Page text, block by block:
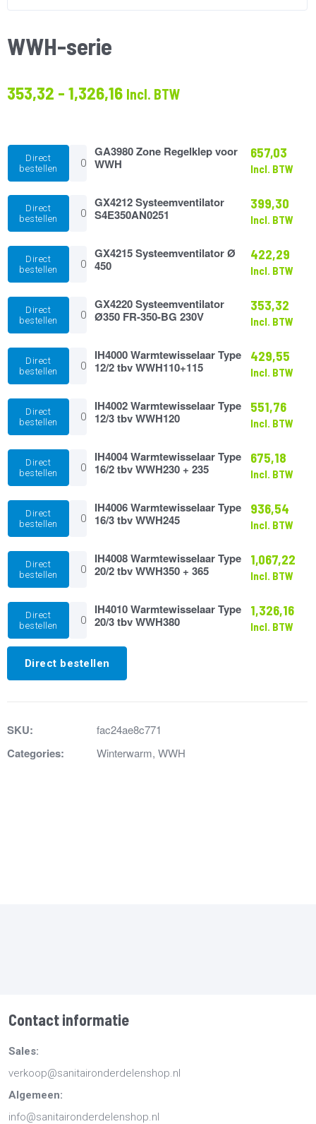
WWH-serie
353,32 - 1,326,16Prijsklasse:
€1,326.16
Incl. BTW
Direct
bestellen
GA3980
Zone
Regelklep
WWH
aantal
GA3980 Zone Regelklep voor
WWH
657,03
Incl. BTW
Direct
bestellen
GX4212
Systeemventilator
S4E350AN0251
GX4212 Systeemventilator
S4E350AN0251
399,30
Incl. BTW
Direct
bestellen
GX4215
Systeemventilator
Ø
aantal
GX4215 Systeemventilator Ø
450
422,29
Incl. BTW
Direct
bestellen
GX4220
Systeemventilator
Ø350
350-
BG
230V
GX4220 Systeemventilator
Ø350 FR-350-BG 230V
353,32
Incl. BTW
Direct
bestellen
IH4000
Warmtewisselaar
Type
tbv
WWH110+115
aantal
IH4000 Warmtewisselaar Type
12/2 tbv WWH110+115
429,55
Incl. BTW
Direct
bestellen
IH4002
Warmtewisselaar
Type
tbv
WWH120
aantal
IH4002 Warmtewisselaar Type
12/3 tbv WWH120
551,76
Incl. BTW
Direct
bestellen
IH4004
Warmtewisselaar
Type
tbv
WWH230
+
aantal
IH4004 Warmtewisselaar Type
16/2 tbv WWH230 + 235
675,18
Incl. BTW
Direct
bestellen
IH4006
Warmtewisselaar
Type
tbv
WWH245
aantal
IH4006 Warmtewisselaar Type
16/3 tbv WWH245
936,54
Incl. BTW
Direct
bestellen
IH4008
Warmtewisselaar
Type
tbv
WWH350
+
365
aantal
IH4008 Warmtewisselaar Type
20/2 tbv WWH350 + 365
1,067,22
Incl. BTW
Direct
bestellen
IH4010
Warmtewisselaar
Type
20/3
tbv
WWH380
aantal
IH4010 Warmtewisselaar Type
20/3 tbv WWH380
1,326,16
Incl. BTW
Direct bestellen
SKU: fac24ae8c771
Categories: Winterwarm, WWH
Contact informatie
Sales:
verkoop@sanitaironderdelenshop.nl
Algemeen:
info@sanitaironderdelenshop.nl